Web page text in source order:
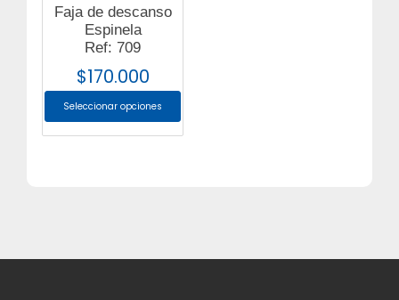
Faja de descanso
Espinela
Ref: 709
$170.000
Seleccionar opciones